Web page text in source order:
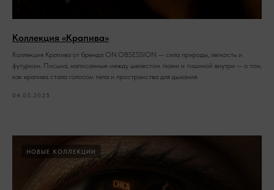
Коллекция «Крапива»
Коллекция Крапива от бренда ON.OBSESSION — сила природы, легкость и
футуризм. Письма, написанные между шелестом ткани и тишиной внутри — о том,
как крапива стала голосом тела и пространства для дыхания.
04.05.2025
НОВЫЕ КОЛЛЕКЦИИ